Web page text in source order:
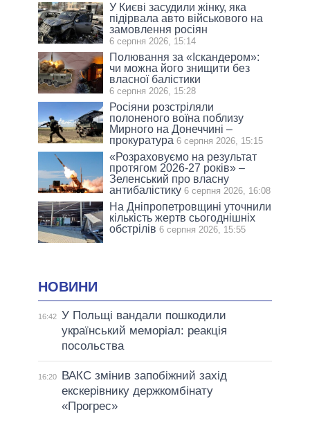
У Києві засудили жінку, яка
підірвала авто військового на
замовлення росіян
6 серпня 2026, 15:14
Полювання за «Іскандером»:
чи можна його знищити без
власної балістики
6 серпня 2026, 15:28
Росіяни розстріляли
полоненого воїна поблизу
Мирного на Донеччині –
прокуратура 6 серпня 2026, 15:15
«Розраховуємо на результат
протягом 2026-27 років» –
Зеленський про власну
антибалістику 6 серпня 2026, 16:08
На Дніпропетровщині уточнили
кількість жертв сьогоднішніх
обстрілів 6 серпня 2026, 15:55
НОВИНИ
16:42 У Польщі вандали пошкодили
український меморіал: реакція
посольства
16:20
ВАКС змінив запобіжний захід
екскерівнику держкомбінату
«Прогрес»